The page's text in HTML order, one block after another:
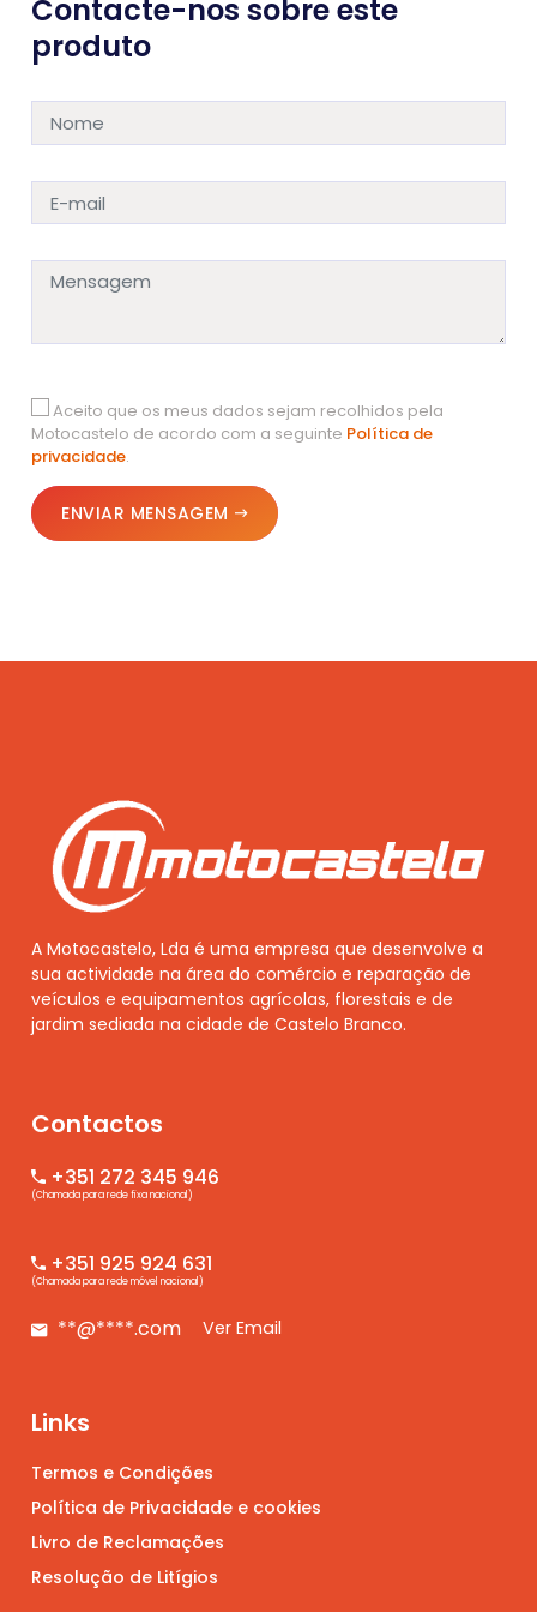
Contacte-nos sobre este
produto
Aceito que os meus dados sejam recolhidos pela
Motocastelo de acordo com a seguinte Política de
privacidade.
ENVIAR MENSAGEM
A Motocastelo, Lda é uma empresa que desenvolve a
sua actividade na área do comércio e reparação de
veículos e equipamentos agrícolas, florestais e de
jardim sediada na cidade de Castelo Branco.
Contactos
+351 272 345 946
(Chamada para rede fixa nacional)
+351 925 924 631
(Chamada para rede móvel nacional)
**@****.com Ver Email
Links
Termos e Condições
Política de Privacidade e cookies
Livro de Reclamações
Resolução de Litígios